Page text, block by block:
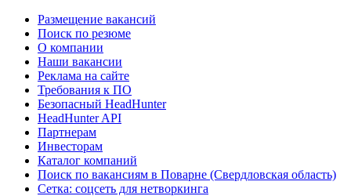
Размещение вакансий
Поиск по резюме
О компании
Наши вакансии
Реклама на сайте
Требования к ПО
Безопасный HeadHunter
HeadHunter API
Партнерам
Инвесторам
Каталог компаний
Поиск по вакансиям в Поварне (Свердловская область)
Сетка: соцсеть для нетворкинга